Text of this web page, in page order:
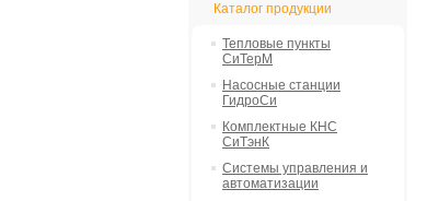
Каталог продукции
Тепловые пункты
СиТерМ
Насосные станции
ГидроСи
Комплектные КНС
СиТэнК
Системы управления и
автоматизации